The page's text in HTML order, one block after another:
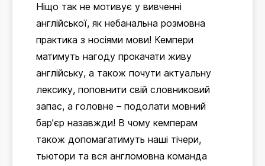
Ніщо так не мотивує у вивченні
англійської, як небанальна розмовна
практика з носіями мови! Кемпери
матимуть нагоду прокачати живу
англійську, а також почути актуальну
лексику, поповнити свій словниковий
запас, а головне – подолати мовний
бар’єр назавжди! В чому кемперам
також допомагатимуть наші тічери,
тьютори та вся англомовна команда